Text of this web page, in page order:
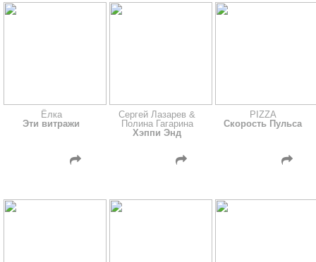
Ёлка
Эти витражи
Сергей Лазарев &
Полина Гагарина
Хэппи Энд
PIZZA
Скорость Пульса